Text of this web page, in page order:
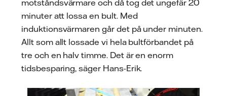
motståndsvärmare och då tog det ungefär 20
minuter att lossa en bult. Med
induktionsvärmaren går det på under minuten.
Allt som allt lossade vi hela bultförbandet på
tre och en halv timme. Det är en enorm
tidsbesparing, säger Hans-Erik.